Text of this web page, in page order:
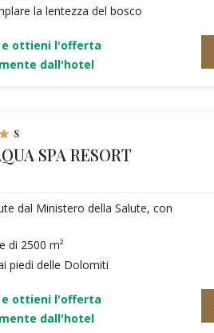
la lentezza del bosco
e ottieni l'offerta
dall'hotel
s
SPA RESORT
dal Ministero della Salute, con
di 2500 m²
piedi delle Dolomiti
e ottieni l'offerta
dall'hotel